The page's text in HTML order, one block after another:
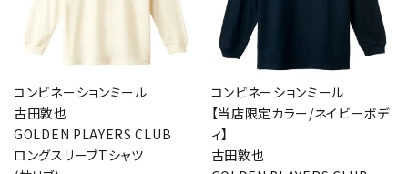
コンビネーションミール
古田敦也
GOLDEN PLAYERS CLUB
ロングスリーブTシャツ
コンビネーションミール
【当店限定カラー/ネイビーボデ
ィ】
古田敦也